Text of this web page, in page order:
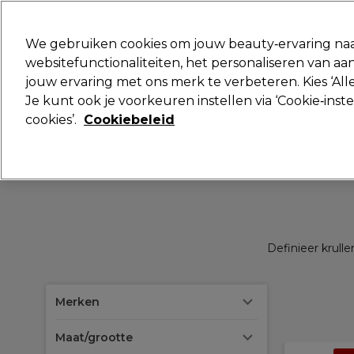
Merken Deals Haar Elektra
Volgende dag geleverd*
Definieer
Merken
Maat/grootte
We gebruiken cookies om jouw beauty‑ervaring
websitefunctionaliteiten, het personaliseren van
jouw ervaring met ons merk te verbeteren. Kies
Je kunt ook je voorkeuren instellen via
cookies’. Cookiebeleid